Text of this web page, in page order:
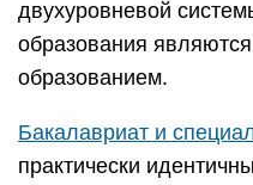
двухуровневой
образования
образованием.
Бакалавриат и
практически